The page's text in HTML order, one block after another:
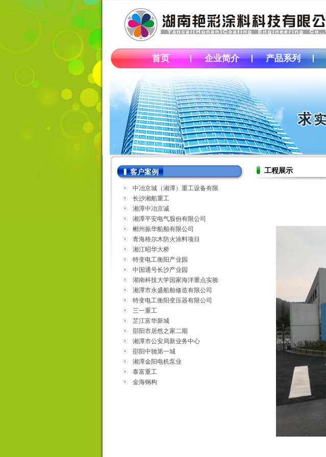
首页 企业简介 产品系列
工程展示
客户案例
中冶京城（湘潭）重工设备有限
公司
长沙湘船重工
湘潭中冶京诚
湘潭平安电气股份有限公司
郴州振华船舶有限公司
青海格尔木防火涂料项目
湘江昭华大桥
特变电工衡阳产业园
中国通号长沙产业园
湖南科技大学国家海洋重点实验
室
湘潭市永盛船舶修造有限公司
特变电工衡阳变压器有限公司
三一重工
芷江富华新城
邵阳市居然之家二期
湘潭市公安局新业务中心
邵阳中驰第一城
湘潭金阳电机泵业
泰富重工
金海钢构